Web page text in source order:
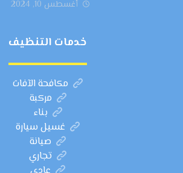
أغسطس 10, 2024
خدمات التنظيف
مكافحة الآفات
مركبة
بناء
غسيل سيارة
صيانة
تجاري